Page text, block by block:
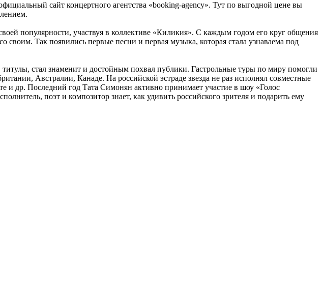
сайт концертного агентства «booking-agency». Тут по выгодной цене вы
популярности, участвуя в коллективе «Киликия». С каждым годом его круг общения
Так появились первые песни и первая музыка, которая стала узнаваема под
стал знаменит и достойным похвал публики. Гастрольные туры по миру помогли
Австралии, Канаде. На российской эстраде звезда не раз исполнял совместные
др. Последний год Тата Симонян активно принимает участие в шоу «Голос
поэт и композитор знает, как удивить российского зрителя и подарить ему